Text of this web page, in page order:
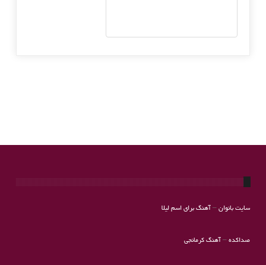
سایت بانوان– آهنگ برای اسم لیلا
صداکده– آهنگ کرمانجی